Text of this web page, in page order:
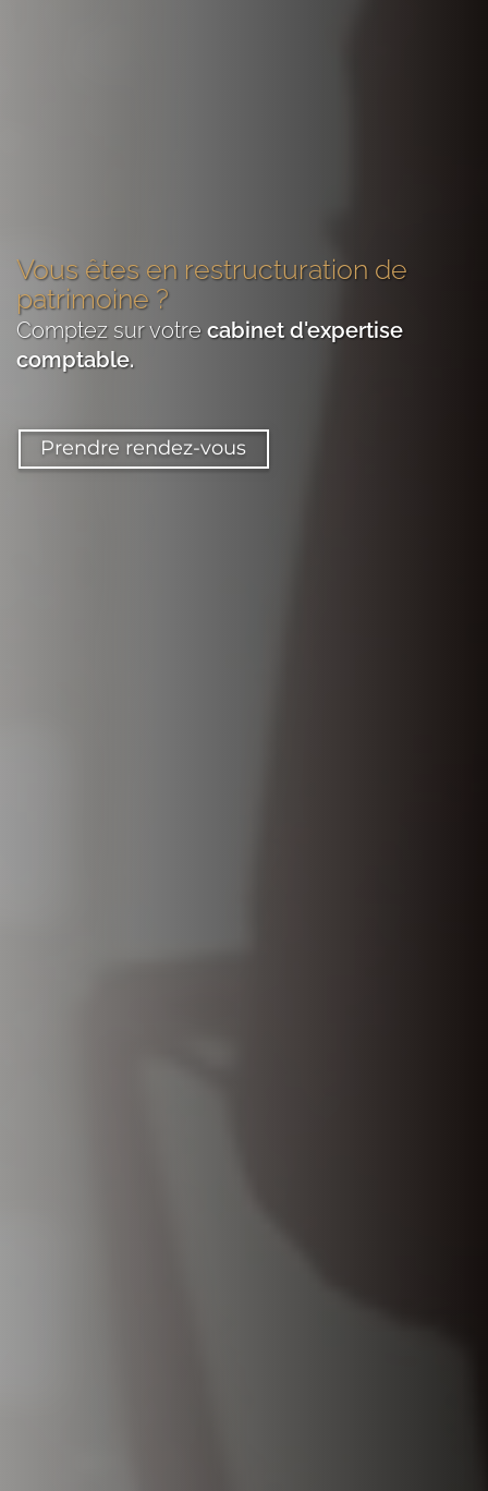
Vous êtes en restructuration de
patrimoine ?
Comptez sur votre cabinet d'expertise
comptable.
Prendre rendez-vous